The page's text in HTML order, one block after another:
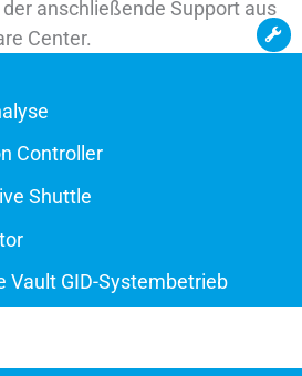
anschließende Support aus
Center.
Controller
Shuttle
Vault GID-Systembetrieb